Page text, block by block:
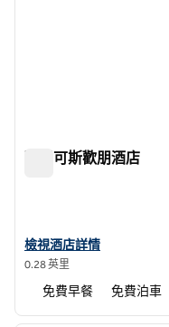
聖馬可斯歡朋酒店
查看聖馬可斯歡朋酒店詳情
檢視酒店詳情
0.28 英里
免費早餐 免費泊車